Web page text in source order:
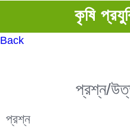
কৃষি
Back
প্রশ্ন/
প্রশ্ন